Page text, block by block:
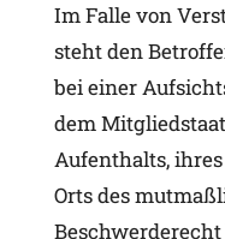
Im Falle von
steht den
bei einer
dem
Aufenthalts,
Orts des